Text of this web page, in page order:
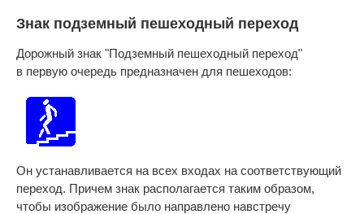
Знак подземный пешеходный переход
Дорожный знак "Подземный пешеходный переход"
в первую очередь предназначен для пешеходов:
Он устанавливается на всех входах на соответствующий
переход. Причем знак располагается таким образом,
чтобы изображение было направлено навстречу